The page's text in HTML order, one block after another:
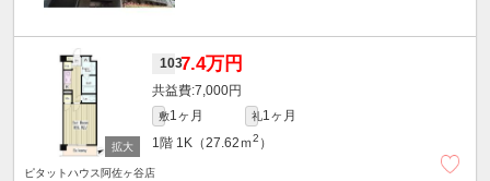
1037.4万円
7,000円
敷1ヶ月 礼1ヶ月
1階 1K（27.62ｍ2 ）
ピタットハウス阿佐ヶ谷店